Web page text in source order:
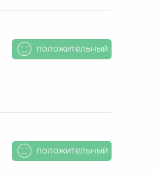
положительный
положительный